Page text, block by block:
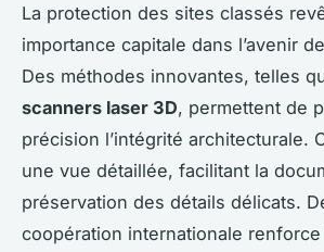
La protection des sites classés
importance capitale dans l’avenir
Des méthodes innovantes, telles
scanners laser 3D, permettent de
précision l’intégrité architecturale.
une vue détaillée, facilitant la
préservation des détails délicats.
coopération internationale